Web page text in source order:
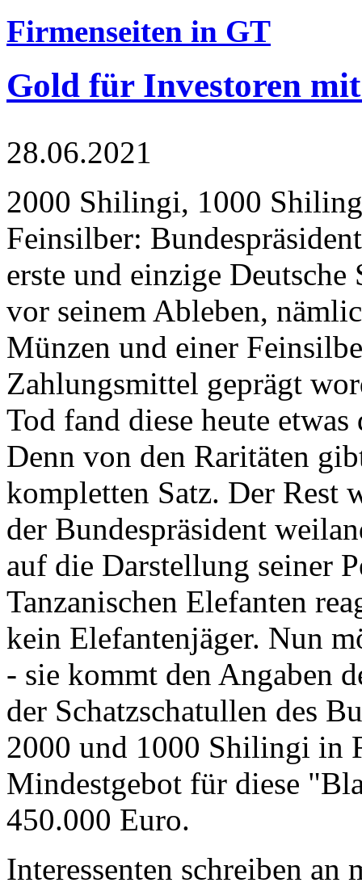
Firmenseiten in GT
Gold für Investoren
28.06.2021
2000 Shilingi, 1000
Feinsilber:
erste und einzige Deutsche
vor seinem Ableben,
Münzen und einer
Zahlungsmittel geprägt
Tod fand diese heute
Denn von den Raritäten
kompletten Satz. Der Rest
der Bundespräsident
auf die Darstellung seiner
Tanzanischen Elefanten
kein Elefantenjäger. Nun
- sie kommt den Angaben
der Schatzschatullen des
2000 und 1000 Shilingi in
Mindestgebot für diese
450.000 Euro.
Interessenten schreiben